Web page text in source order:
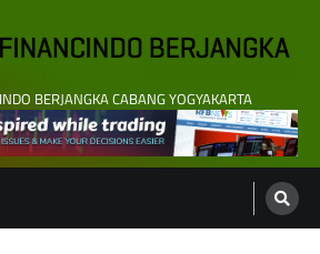
BERJANGKA CABANG YOGYAKARTA